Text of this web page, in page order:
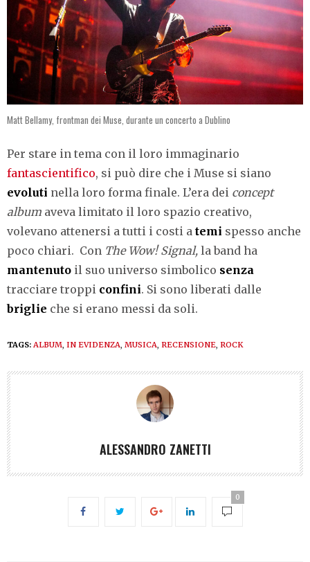
Matt Bellamy, frontman dei Muse, durante un concerto a Dublino
Per stare in tema con il loro immaginario
fantascientifico, si può dire che i Muse si siano
evoluti nella loro forma finale. L’era dei concept
album aveva limitato il loro spazio creativo,
volevano attenersi a tutti i costi a temi spesso anche
poco chiari. Con The Wow! Signal, la band ha
mantenuto il suo universo simbolico senza
tracciare troppi confini. Si sono liberati dalle
briglie che si erano messi da soli.
TAGS: ALBUM IN EVIDENZA MUSICA RECENSIONE ROCK
ALESSANDRO ZANETTI
0